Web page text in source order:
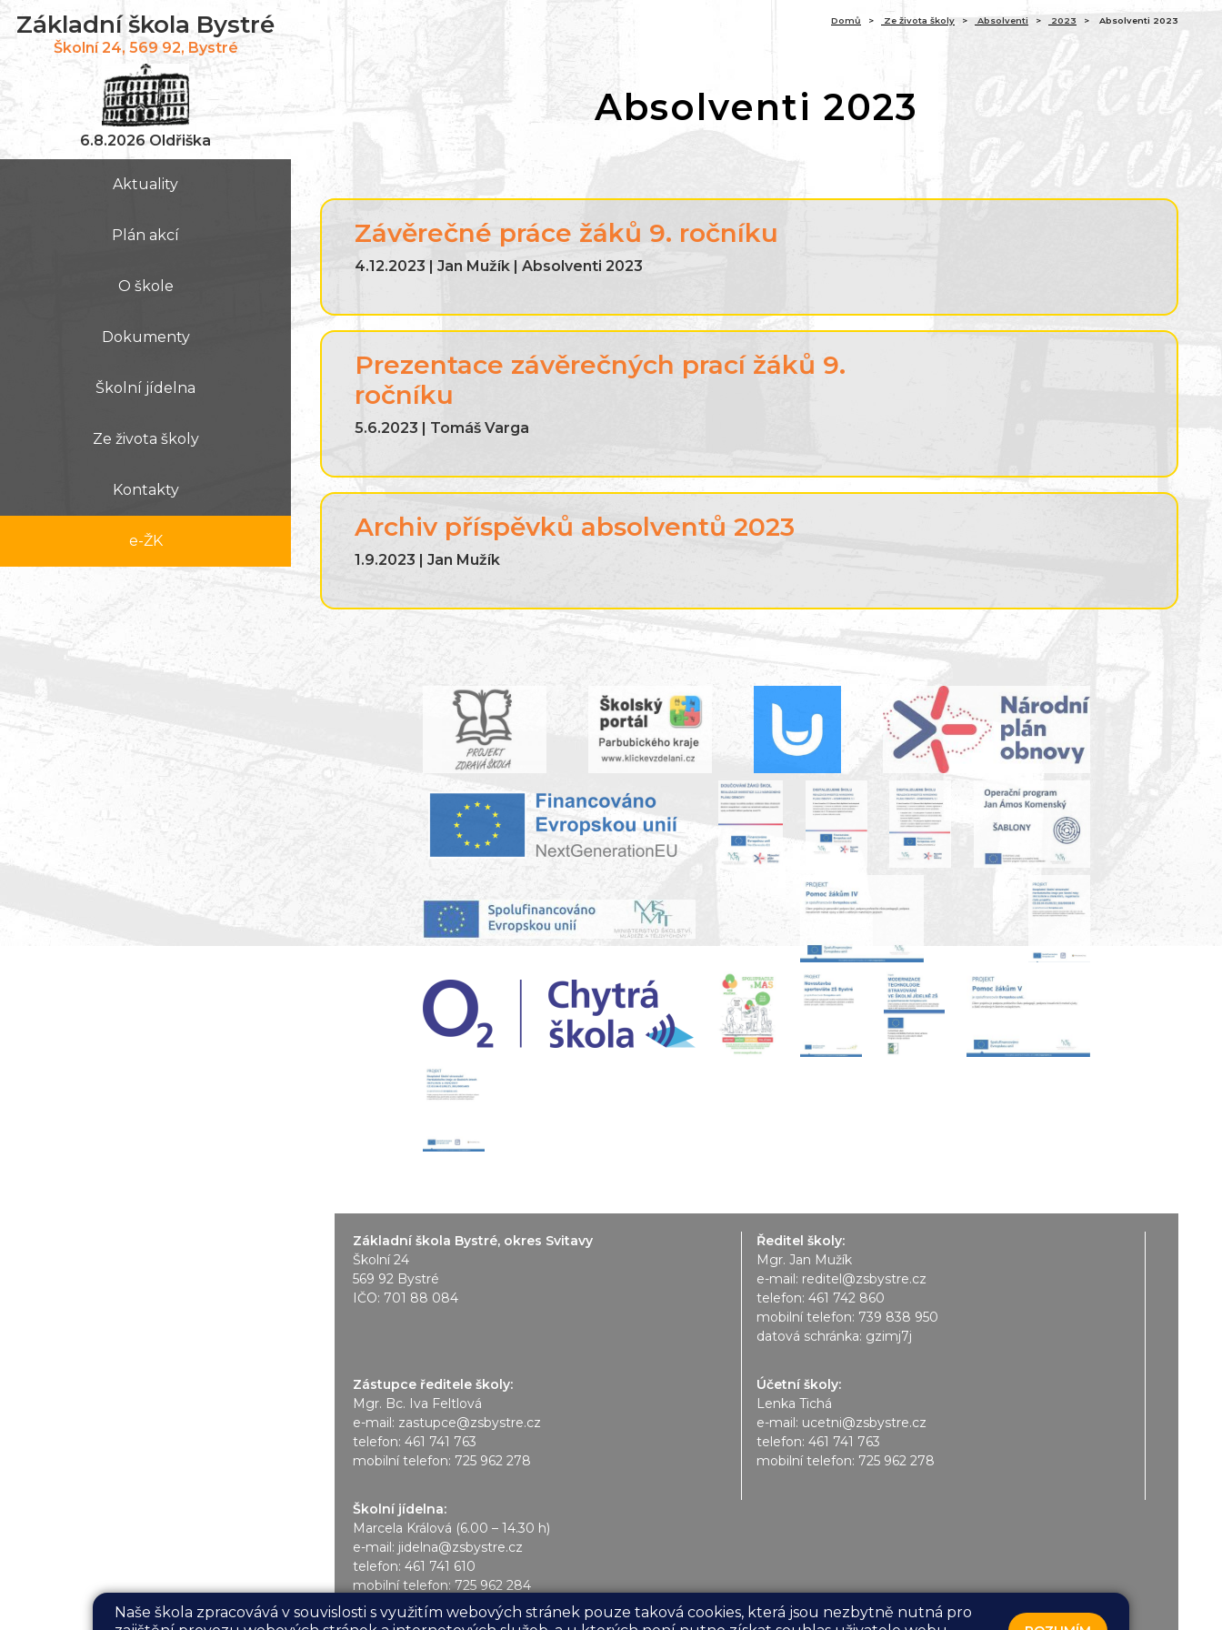
Základní škola Bystré
Školní 24, 569 92, Bystré
6.8.2026 Oldřiška
Aktuality
Plán akcí
O škole
Dokumenty
Školní jídelna
Ze života školy
Kontakty
e-ŽK
Domů Ze života školy Absolventi 2023 Absolventi 2023
Absolventi 2023
Závěrečné práce žáků 9. ročníku
4.12.2023 | Jan Mužík | Absolventi 2023
Prezentace závěrečných prací žáků 9.
ročníku
5.6.2023 | Tomáš Varga
Archiv příspěvků absolventů 2023
1.9.2023 | Jan Mužík
Základní škola Bystré, okres Svitavy
Školní 24
569 92 Bystré
IČO: 701 88 084
Ředitel školy:
Mgr. Jan Mužík
e-mail: reditel@zsbystre.cz
telefon: 461 742 860
mobilní telefon: 739 838 950
datová schránka: gzimj7j
Zástupce ředitele školy:
Mgr. Bc. Iva Feltlová
e-mail: zastupce@zsbystre.cz
telefon: 461 741 763
mobilní telefon: 725 962 278
Účetní školy:
Lenka Tichá
e-mail: ucetni@zsbystre.cz
telefon: 461 741 763
mobilní telefon: 725 962 278
Školní jídelna:
Marcela Králová (6.00 – 14.30 h)
e-mail: jidelna@zsbystre.cz
telefon: 461 741 610
mobilní telefon: 725 962 284
Naše škola zpracovává v souvislosti s využitím webových stránek pouze taková cookies, která jsou nezbytně nutná pro